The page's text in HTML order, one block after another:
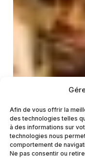
Afin de vous offrir la
des technologies telles
à des informations sur
technologies nous
comportement de
Ne pas consentir ou